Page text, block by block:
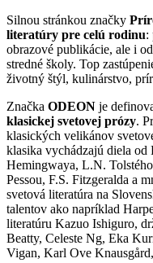
Silnou stránkou značky
literatúry pre celú rodinu:
obrazové publikácie, ale i
stredné školy. Top
životný štýl, kulinárstvo,
Značka ODEON je
klasickej svetovej prózy.
klasických velikánov
klasika vychádzajú diela od
Hemingwaya, L.N.
Pessou, F.S. Fitzgeralda a
svetová literatúra na
talentov ako napríklad
literatúru Kazuo Ishiguro,
Beatty, Celeste Ng, Eka
Vigan, Karl Ove